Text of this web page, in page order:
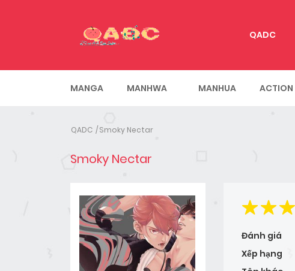
QADC
MANGA MANHWA MANHUA ACTION
QADC Smoky Nectar
Smoky Nectar
Đánh giá
Xếp hạng